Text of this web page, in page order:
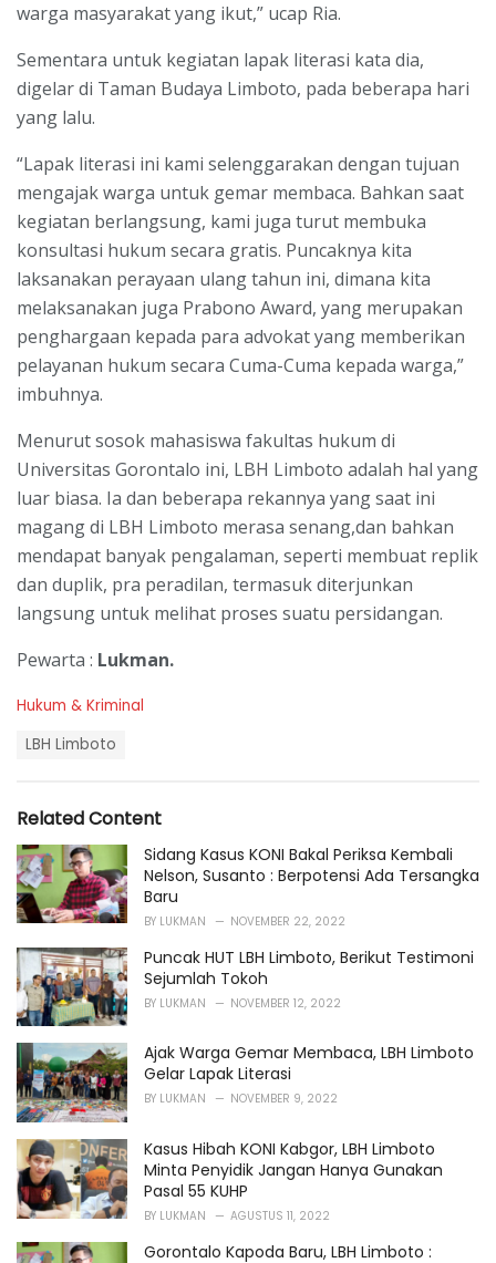
warga masyarakat yang ikut,” ucap Ria.
Sementara untuk kegiatan lapak literasi kata dia,
digelar di Taman Budaya Limboto, pada beberapa hari
yang lalu.
“Lapak literasi ini kami selenggarakan dengan tujuan
mengajak warga untuk gemar membaca. Bahkan saat
kegiatan berlangsung, kami juga turut membuka
konsultasi hukum secara gratis. Puncaknya kita
laksanakan perayaan ulang tahun ini, dimana kita
melaksanakan juga Prabono Award, yang merupakan
penghargaan kepada para advokat yang memberikan
pelayanan hukum secara Cuma-Cuma kepada warga,”
imbuhnya.
Menurut sosok mahasiswa fakultas hukum di
Universitas Gorontalo ini, LBH Limboto adalah hal yang
luar biasa. Ia dan beberapa rekannya yang saat ini
magang di LBH Limboto merasa senang,dan bahkan
mendapat banyak pengalaman, seperti membuat replik
dan duplik, pra peradilan, termasuk diterjunkan
langsung untuk melihat proses suatu persidangan.
Pewarta : Lukman.
C
r
i
e
s
:
Hukum & Kriminal
:
LBH Limboto
Related Content
Sidang Kasus KONI Bakal Periksa Kembali
Nelson, Susanto : Berpotensi Ada Tersangka
Baru
BY LUKMAN NOVEMBER 22, 2022
Puncak HUT LBH Limboto, Berikut Testimoni
Sejumlah Tokoh
BY LUKMAN NOVEMBER 12, 2022
Ajak Warga Gemar Membaca, LBH Limboto
Gelar Lapak Literasi
BY LUKMAN NOVEMBER 9, 2022
Kasus Hibah KONI Kabgor, LBH Limboto
Minta Penyidik Jangan Hanya Gunakan
Pasal 55 KUHP
BY LUKMAN AGUSTUS 11, 2022
Gorontalo Kapoda Baru, LBH Limboto :